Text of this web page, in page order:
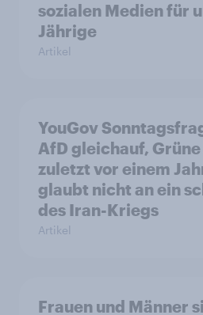
sozialen Medien für
Jährige
Artikel
YouGov
AfD gleichauf,
zuletzt vor einem
glaubt nicht an ein
des Iran-Kriegs
Artikel
Frauen und Männer